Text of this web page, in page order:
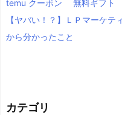
temu クーポン 無料ギフト
【ヤバい！？】ＬＰマー
から分かったこと
カテゴリ